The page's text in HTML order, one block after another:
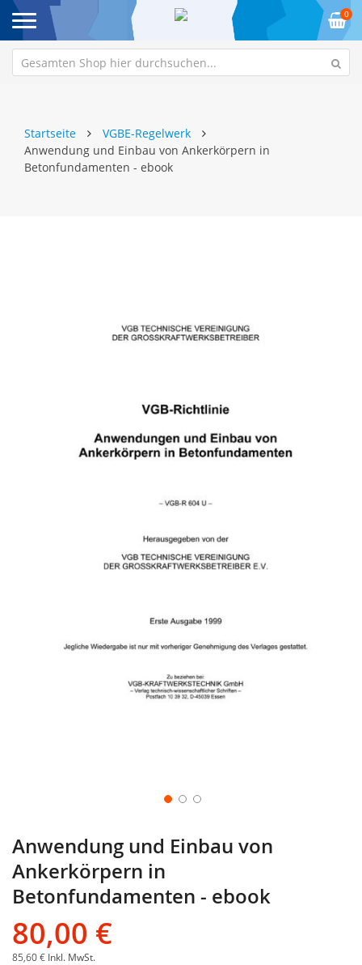
0
Startseite
VGBE-Regelwerk
Anwendung und Einbau von Ankerkörpern in
Betonfundamenten - ebook
Anwendung und Einbau von
Ankerkörpern in
Betonfundamenten - ebook
80,00 €
85,60 € Inkl. MwSt.